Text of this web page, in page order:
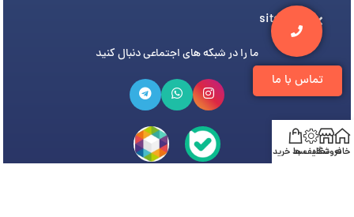
تماس با ما
sitemap
ما را در شبکه های اجتماعی دنبال کنید
خانهفروشگاه
تخفیف هاسبد خرید